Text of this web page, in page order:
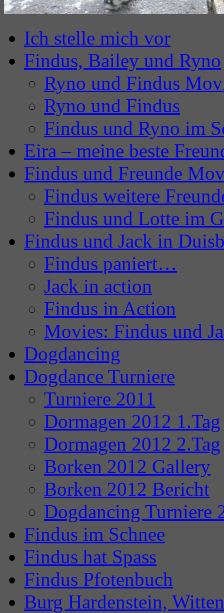
Ich stelle mich vor
Findus, Bailey und Ryno
Ryno und Findus
Ryno und Findus
Findus und Ryno im
Eira – meine beste
Findus und Freunde
Findus weitere
Findus und Lotte im
Findus und Jack in
Findus paniert…
Jack in action
Findus in Action
Movies: Findus und
Dogdancing
Dogdance Turniere
Turniere 2011
Dormagen 2012 1.Tag
Dormagen 2012 2.Tag
Borken 2012 Gallery
Borken 2012 Bericht
Dogdancing Turniere
Findus im Schnee
Findus hat Spass
Findus Pfotenbuch
Burg Hardenstein,